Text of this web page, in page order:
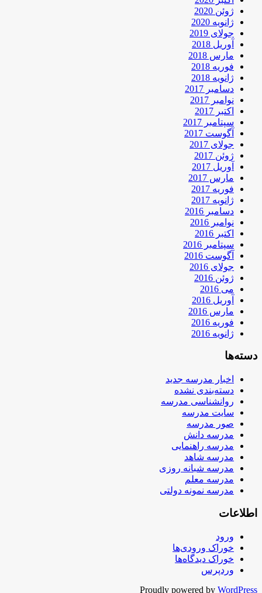
ژوئن 2020
ژانویه 2020
جولای 2019
آوریل 2018
مارس 2018
فوریه 2018
ژانویه 2018
دسامبر 2017
نوامبر 2017
اکتبر 2017
سپتامبر 2017
آگوست 2017
جولای 2017
ژوئن 2017
آوریل 2017
مارس 2017
فوریه 2017
ژانویه 2017
دسامبر 2016
نوامبر 2016
اکتبر 2016
سپتامبر 2016
آگوست 2016
جولای 2016
ژوئن 2016
می 2016
آوریل 2016
مارس 2016
فوریه 2016
ژانویه 2016
دسته‌ها
اخبار مدرسه جدید
دسته‌بندی نشده
روانشناسی مدرسه
سایت مدرسه
صور مدرسه
مدرسه دانش
مدرسه راهنمایی
مدرسه شاهد
مدرسه شبانه روزی
مدرسه معلم
مدرسه نمونه دولتی
اطلاعات
ورود
خوراک ورودی‌ها
خوراک دیدگاه‌ها
وردپرس
Proudly powered by WordPress